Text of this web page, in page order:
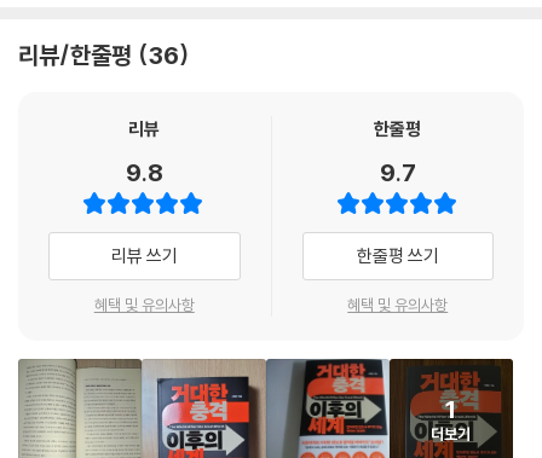
생존을 위협한다 | 한국의 민낯을 담을 지표가 필요하다 | 우리는 이미 행
“잘사는 사람들은 좋은 사람 되기 쉬워” | 빈곤 경제학 | 가난한 사람에게
불리한 도덕적 잣대 | 현실에 구체적으로 가닿는 빈곤 극복의 대안
것이다. 디젤 자동차에 반드시 필요한 요소수는, 환경 정책을 이유로 한국
인해 중국 내 제조업 전력난으로 석탄이 부족해졌고, 석탄 가격은 치솟았
연결된다. 이미 세계 경제는 치밀하게 연결되어 있다. ‘세계의 공장’인 중국
의 부품 공급이 부족해지자 한국의 현대차도 생산라인이 멈췄고, 미국도
반도체 공급 부족으로 자동차 생산이 막혔다. 거대한 인플레이션의 불을
지핀 사건도 바로 미국의 자동차 가격이다.
상황이 왔기 때문이다. 우리는 반도체 하면 스마트폰이 먼저 생각나지만,
바이든의 머릿속은 자동차용 반도체로 가득했다.(자동차는 전자 기기화되
어 한 대에 수백, 수천 개의 반도체가 필요한 기계가 되었다. 전기차가 아닌
내연기관차도 그렇다.) 인플레이션이 걷잡을 수 없이 가팔라진 최초의 원
리뷰/한줄평 36
리뷰
9.8
리뷰 쓰기
혜택 및 유의사항
한줄평
9.7
한줄평 쓰기
혜택 및 유의사항
1
더보기